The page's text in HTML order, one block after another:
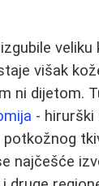
veliku
višak
ni dijetom.
- hirurški
potkožnog
najčešće